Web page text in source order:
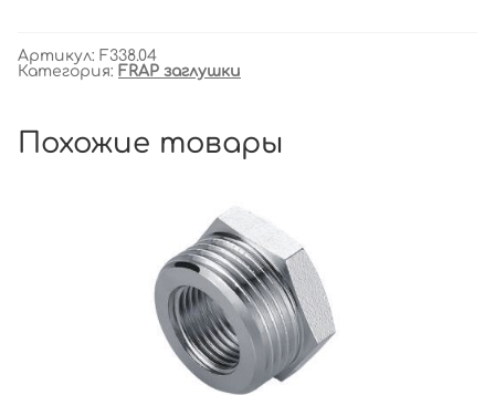
Артикул: F338.04
Категория: FRAP заглушки
Похожие товары